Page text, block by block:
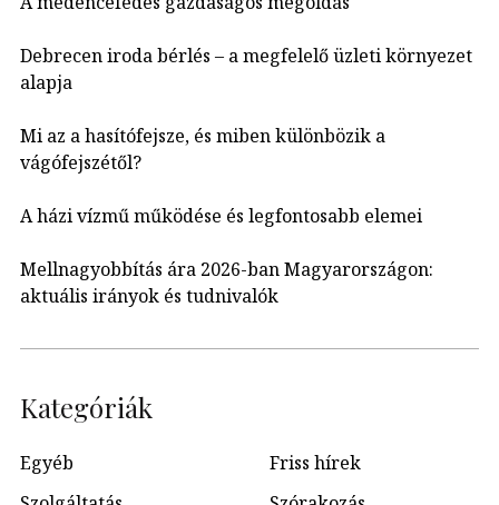
Debrecen iroda bérlés – a megfelelő üzleti környezet
alapja
Mi az a hasítófejsze, és miben különbözik a
vágófejszétől?
A házi vízmű működése és legfontosabb elemei
Mellnagyobbítás ára 2026-ban Magyarországon:
aktuális irányok és tudnivalók
Kategóriák
Egyéb
Friss hírek